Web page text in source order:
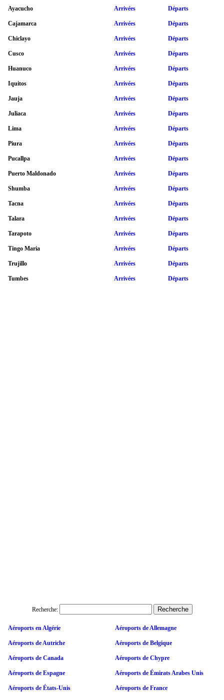
Ayacucho Arrivées Départs
Cajamarca Arrivées Départs
Chiclayo Arrivées Départs
Cusco Arrivées Départs
Huanuco Arrivées Départs
Iquitos Arrivées Départs
Jauja Arrivées Départs
Juliaca Arrivées Départs
Lima Arrivées Départs
Piura Arrivées Départs
Pucallpa Arrivées Départs
Puerto Maldonado Arrivées Départs
Shumba Arrivées Départs
Tacna Arrivées Départs
Talara Arrivées Départs
Tarapoto Arrivées Départs
Tingo Maria Arrivées Départs
Trujillo Arrivées Départs
Tumbes Arrivées Départs
Recherche:
Aéroports en Algérie Aéroports de Allemagne
Aéroports de Autriche Aéroports de Belgique
Aéroports de Canada Aéroports de Chypre
Aéroports de Espagne Aéroports de Émirats Arabes Unis
Aéroports de États-Unis Aéroports de France